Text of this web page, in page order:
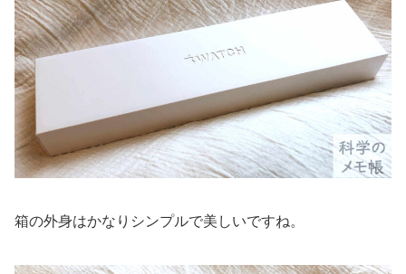
箱の外身はかなりシンプルで美しいですね。